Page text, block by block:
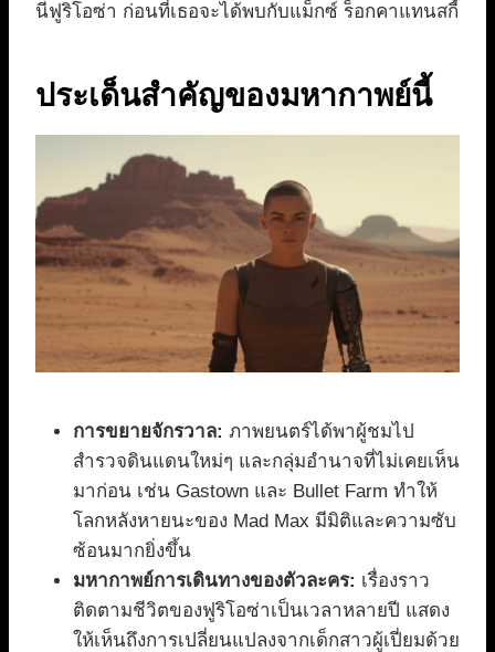
นีฟูริโอซ่า ก่อนที่เธอจะได้พบกับแม็กซ์ ร็อกคาแทนสกี้
ประเด็นสำคัญของมหากาพย์นี้
การขยายจักรวาล: ภาพยนตร์ได้พาผู้ชมไป
สำรวจดินแดนใหม่ๆ และกลุ่มอำนาจที่ไม่เคยเห็น
มาก่อน เช่น Gastown และ Bullet Farm ทำให้
โลกหลังหายนะของ Mad Max มีมิติและความซับ
ซ้อนมากยิ่งขึ้น
มหากาพย์การเดินทางของตัวละคร: เรื่องราว
ติดตามชีวิตของฟูริโอซ่าเป็นเวลาหลายปี แสดง
ให้เห็นถึงการเปลี่ยนแปลงจากเด็กสาวผู้เปี่ยมด้วย